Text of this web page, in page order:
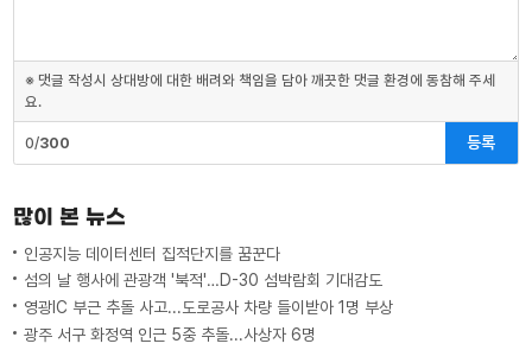
※ 댓글 작성시 상대방에 대한 배려와 책임을 담아 깨끗한 댓글 환경에 동참해 주세
요.
0/300 등록
많이 본 뉴스
인공지능 데이터센터 집적단지를 꿈꾼다
섬의 날 행사에 관광객 '북적'…D-30 섬박람회 기대감도
영광IC 부근 추돌 사고...도로공사 차량 들이받아 1명 부상
광주 서구 화정역 인근 5중 추돌...사상자 6명